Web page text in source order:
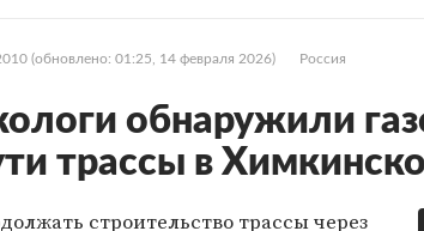
(обновлено: 01:25, 14 февраля 2026) Россия
обнаружили
трассы в
строительство трассы через